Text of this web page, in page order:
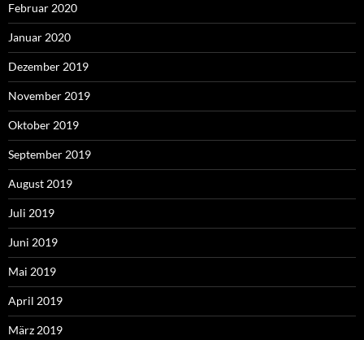
Februar 2020
Januar 2020
Dezember 2019
November 2019
Oktober 2019
September 2019
August 2019
Juli 2019
Juni 2019
Mai 2019
April 2019
März 2019